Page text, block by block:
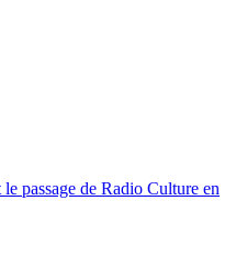
passage de Radio Culture en